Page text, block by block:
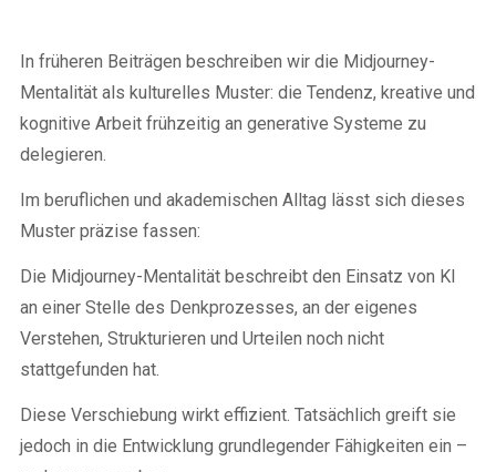
In früheren Beiträgen beschreiben wir die Midjourney-
Mentalität als kulturelles Muster: die Tendenz, kreative und
kognitive Arbeit frühzeitig an generative Systeme zu
delegieren.
Im beruflichen und akademischen Alltag lässt sich dieses
Muster präzise fassen:
Die Midjourney-Mentalität beschreibt den Einsatz von KI
an einer Stelle des Denkprozesses, an der eigenes
Verstehen, Strukturieren und Urteilen noch nicht
stattgefunden hat.
Diese Verschiebung wirkt effizient. Tatsächlich greift sie
jedoch in die Entwicklung grundlegender Fähigkeiten ein –